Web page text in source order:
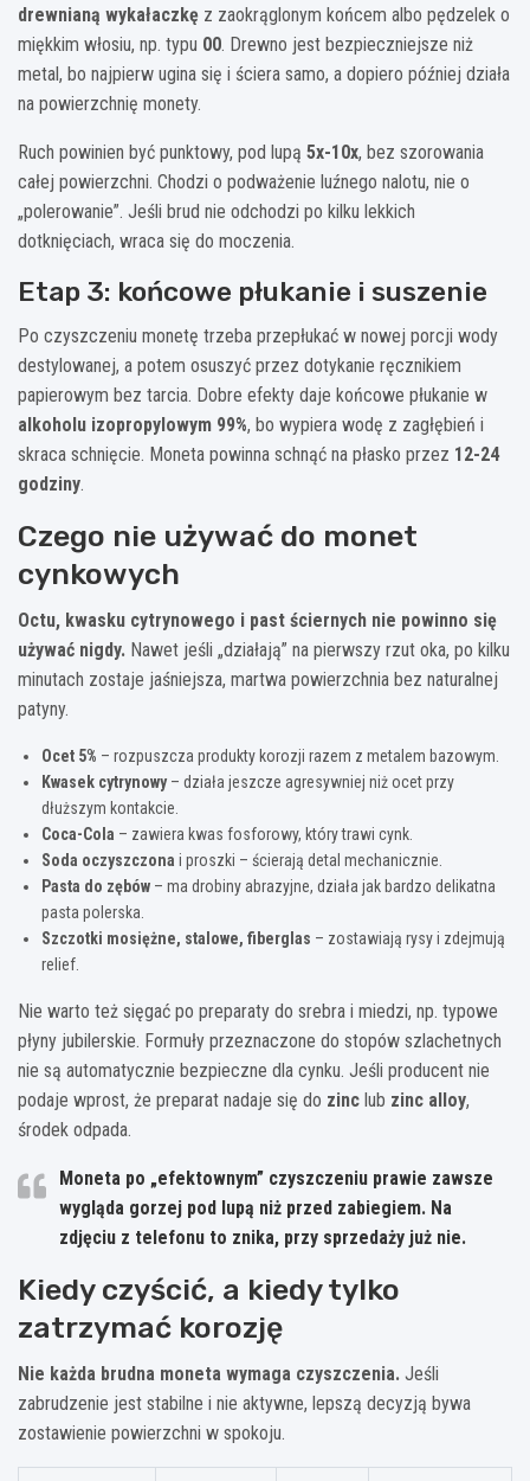
drewnianą wykałaczkę z zaokrąglonym końcem albo pędzelek o
miękkim włosiu, np. typu 00. Drewno jest bezpieczniejsze niż
metal, bo najpierw ugina się i ściera samo, a dopiero później działa
na powierzchnię monety.
Ruch powinien być punktowy, pod lupą 5x-10x, bez szorowania
całej powierzchni. Chodzi o podważenie luźnego nalotu, nie o
„polerowanie”. Jeśli brud nie odchodzi po kilku lekkich
dotknięciach, wraca się do moczenia.
Etap 3: końcowe płukanie i suszenie
Po czyszczeniu monetę trzeba przepłukać w nowej porcji wody
destylowanej, a potem osuszyć przez dotykanie ręcznikiem
papierowym bez tarcia. Dobre efekty daje końcowe płukanie w
alkoholu izopropylowym 99%, bo wypiera wodę z zagłębień i
skraca schnięcie. Moneta powinna schnąć na płasko przez 12-24
godziny.
Czego nie używać do monet
cynkowych
Octu, kwasku cytrynowego i past ściernych nie powinno się
używać nigdy. Nawet jeśli „działają” na pierwszy rzut oka, po kilku
minutach zostaje jaśniejsza, martwa powierzchnia bez naturalnej
patyny.
Ocet 5% – rozpuszcza produkty korozji razem z metalem bazowym.
Kwasek cytrynowy– działa jeszcze agresywniej niż ocet przy
dłuższym kontakcie.
Coca-Cola – zawiera kwas fosforowy, który trawi cynk.
Soda oczyszczona i proszki – ścierają detal mechanicznie.
Pasta do zębów – ma drobiny abrazyjne, działa jak bardzo delikatna
pasta polerska.
Szczotki mosiężne, stalowe, fiberglas – zostawiają rysy i zdejmują
relief.
Nie warto też sięgać po preparaty do srebra i miedzi, np. typowe
płyny jubilerskie. Formuły przeznaczone do stopów szlachetnych
nie są automatycznie bezpieczne dla cynku. Jeśli producent nie
podaje wprost, że preparat nadaje się do zinc lub zinc alloy,
środek odpada.
Moneta po „efektownym” czyszczeniu prawie zawsze
wygląda gorzej pod lupą niż przed zabiegiem. Na
zdjęciu z telefonu to znika, przy sprzedaży już nie.
Kiedy czyścić, a kiedy tylko
zatrzymać korozję
Nie każda brudna moneta wymaga czyszczenia. Jeśli
zabrudzenie jest stabilne i nie aktywne, lepszą decyzją bywa
zostawienie powierzchni w spokoju.